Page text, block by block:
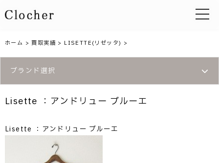
toggle
ホーム >買取実績 > LISETTE(リゼッタ) >
ブランド選択
Lisette ：アンドリュー ブルーエ
Lisette ：アンドリュー ブルーエ